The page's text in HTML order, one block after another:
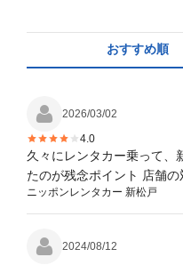
おすすめ順
2026/03/02
4.0
久々にレンタカー乗って、
たのが残
ニッポンレンタカー 新松戸
2024/08/12